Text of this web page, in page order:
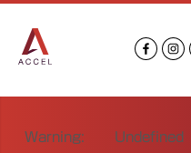
Warning: